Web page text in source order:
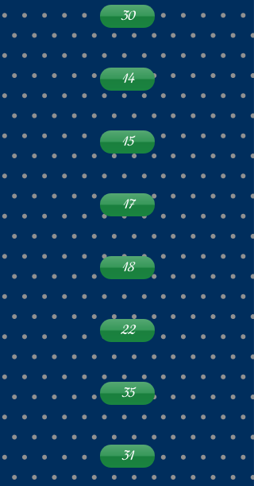
18
22
15
17
30
14
31
35